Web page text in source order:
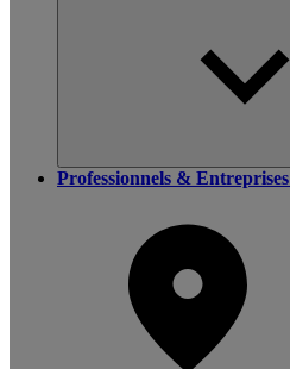
Professionnels & Entreprises